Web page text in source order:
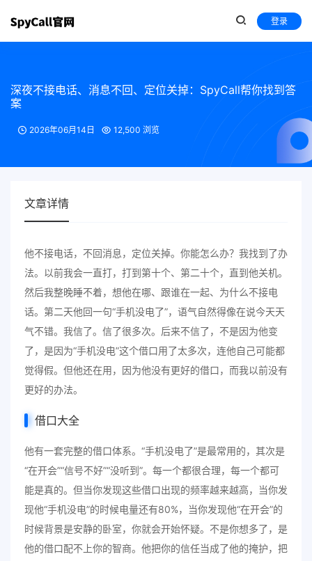
登录
深夜不接电话、消息不回、定位关掉：SpyCall帮你找到答
案
2026年06月14日 12,500 浏览
文章详情
他不接电话，不回消息，定位关掉。你能怎么办？我找到了办
法。以前我会一直打，打到第十个、第二十个，直到他关机。
然后我整晚睡不着，想他在哪、跟谁在一起、为什么不接电
话。第二天他回一句“手机没电了”，语气自然得像在说今天天
气不错。我信了。信了很多次。后来不信了，不是因为他变
了，是因为“手机没电”这个借口用了太多次，连他自己可能都
觉得假。但他还在用，因为他没有更好的借口，而我以前没有
更好的办法。
借口大全
他有一套完整的借口体系。“手机没电了”是最常用的，其次是
“在开会”“信号不好”“没听到”。每一个都很合理，每一个都可
能是真的。但当你发现这些借口出现的频率越来越高，当你发
现他“手机没电”的时候电量还有80%，当你发现他“在开会”的
时候背景是安静的卧室，你就会开始怀疑。不是你想多了，是
他的借口配不上你的智商。他把你的信任当成了他的掩护，把